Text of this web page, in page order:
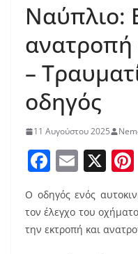
Ναύπλιο:
ανατροπή
–
οδηγός
11 Αυγούστου 2025
F
c
e
E
m
ai
l
X
Ο οδηγός ενός
τον έλεγχο του
την εκτροπή και